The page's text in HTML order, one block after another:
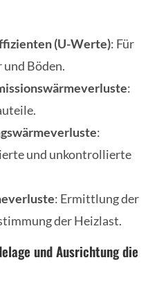
(U-Werte): Für
und Böden.
:
:
und unkontrollierte
: Ermittlung der
der Heizlast.
und Ausrichtung die